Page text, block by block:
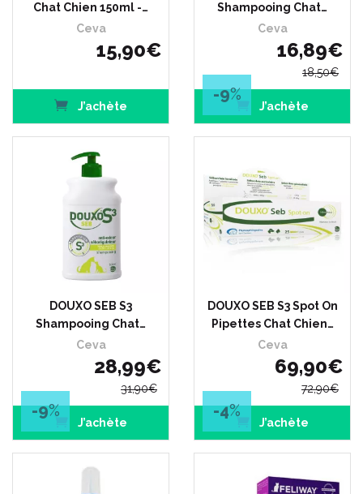
Chat Chien 150ml -…
Ceva
15,90€
J’achète
Shampooing Chat…
Ceva
16,89€
18,50€
-9%
J’achète
DOUXO SEB S3
Shampooing Chat…
Ceva
28,99€
31,90€
-9%
J’achète
DOUXO SEB S3 Spot On
Pipettes Chat Chien…
Ceva
69,90€
72,90€
-4%
J’achète